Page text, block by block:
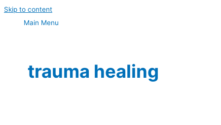
Skip to content
Main Menu
trauma healing